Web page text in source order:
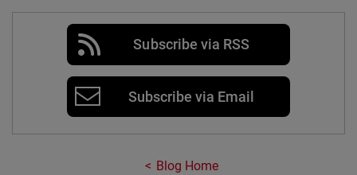
Subscribe via RSS
Subscribe via Email
Blog Home